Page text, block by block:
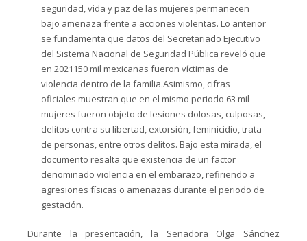
seguridad, vida y paz de las mujeres permanecen
bajo amenaza frente a acciones violentas. Lo anterior
se fundamenta que datos del Secretariado Ejecutivo
del Sistema Nacional de Seguridad Pública reveló que
en 2021150 mil mexicanas fueron víctimas de
violencia dentro de la familia.Asimismo, cifras
oficiales muestran que en el mismo periodo 63 mil
mujeres fueron objeto de lesiones dolosas, culposas,
delitos contra su libertad, extorsión, feminicidio, trata
de personas, entre otros delitos. Bajo esta mirada, el
documento resalta que existencia de un factor
denominado violencia en el embarazo, refiriendo a
agresiones físicas o amenazas durante el periodo de
gestación.
Durante la presentación, la Senadora Olga Sánchez